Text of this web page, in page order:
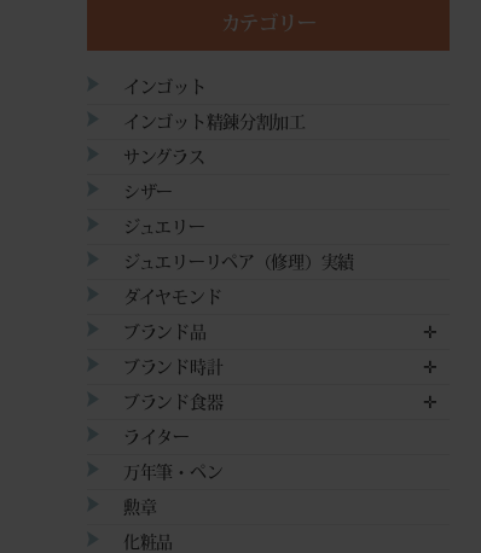
カテゴリー
インゴット
インゴット精錬分割加工
サングラス
シザー
ジュエリー
ジュエリーリペア（修理）実績
ダイヤモンド
ブランド品 ✛
ブランド時計 ✛
ブランド食器 ✛
ライター
万年筆・ペン
勲章
化粧品